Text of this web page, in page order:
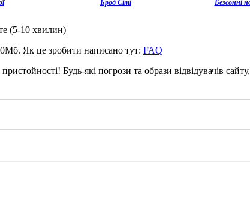
Брод Сіті Безсонні
(5-10 хвилин)
Як це зробити написано тут: FAQ
Будь-які погрози та образи відвідувачів